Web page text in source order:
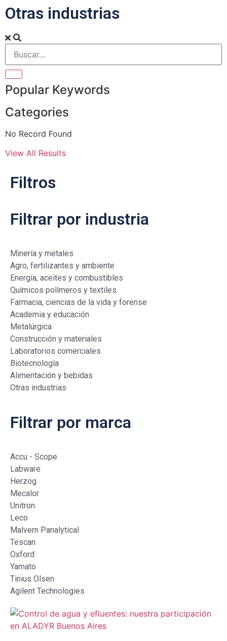
Otras industrias
Popular Keywords
Categories
No Record Found
View All Results
Filtros
Filtrar por industria
Minería y metales
Agro, fertilizantes y ambiente
Energía, aceites y combustibles
Químicos polímeros y textiles
Farmacia, ciencias de la vida y forense
Academia y educación
Metalúrgica
Construcción y materiales
Laboratorios comerciales
Biotecnología
Alimentación y bebidas
Otras industrias
Filtrar por marca
Accu - Scope
Labware
Herzog
Mecalor
Unitron
Leco
Malvern Panalytical
Tescan
Oxford
Yamato
Tinius Olsen
Agilent Technologies